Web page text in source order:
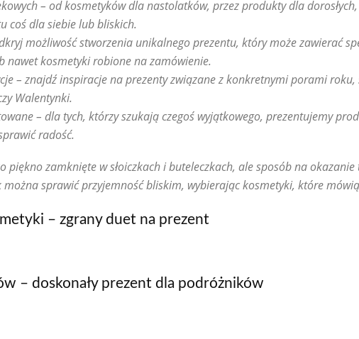
w kosmetyce Testy i rankingi produktów
Trendy kosmetyczne
40+, 50+, 60+ Uroda a zdrowie psychiczne
medycznych
Uroda w sieci – trendy z TikToka i Instagrama pod lupą
Zero waste i świadoma kosmetyczka
– od kosmetyków dla nastolatków, przez produkty dla
coś dla siebie lub bliskich.
możliwość stworzenia unikalnego prezentu, który może zawierać
nawet kosmetyki robione na zamówienie.
– znajdź inspiracje na prezenty związane z konkretnymi porami
Walentynki.
– dla tych, którzy szukają czegoś wyjątkowego, prezentujemy
radość.
piękno zamknięte w słoiczkach i buteleczkach, ale sposób na
sprawić przyjemność bliskim, wybierając kosmetyki, które mówią
– zgrany duet na prezent
– doskonały prezent dla podróżników